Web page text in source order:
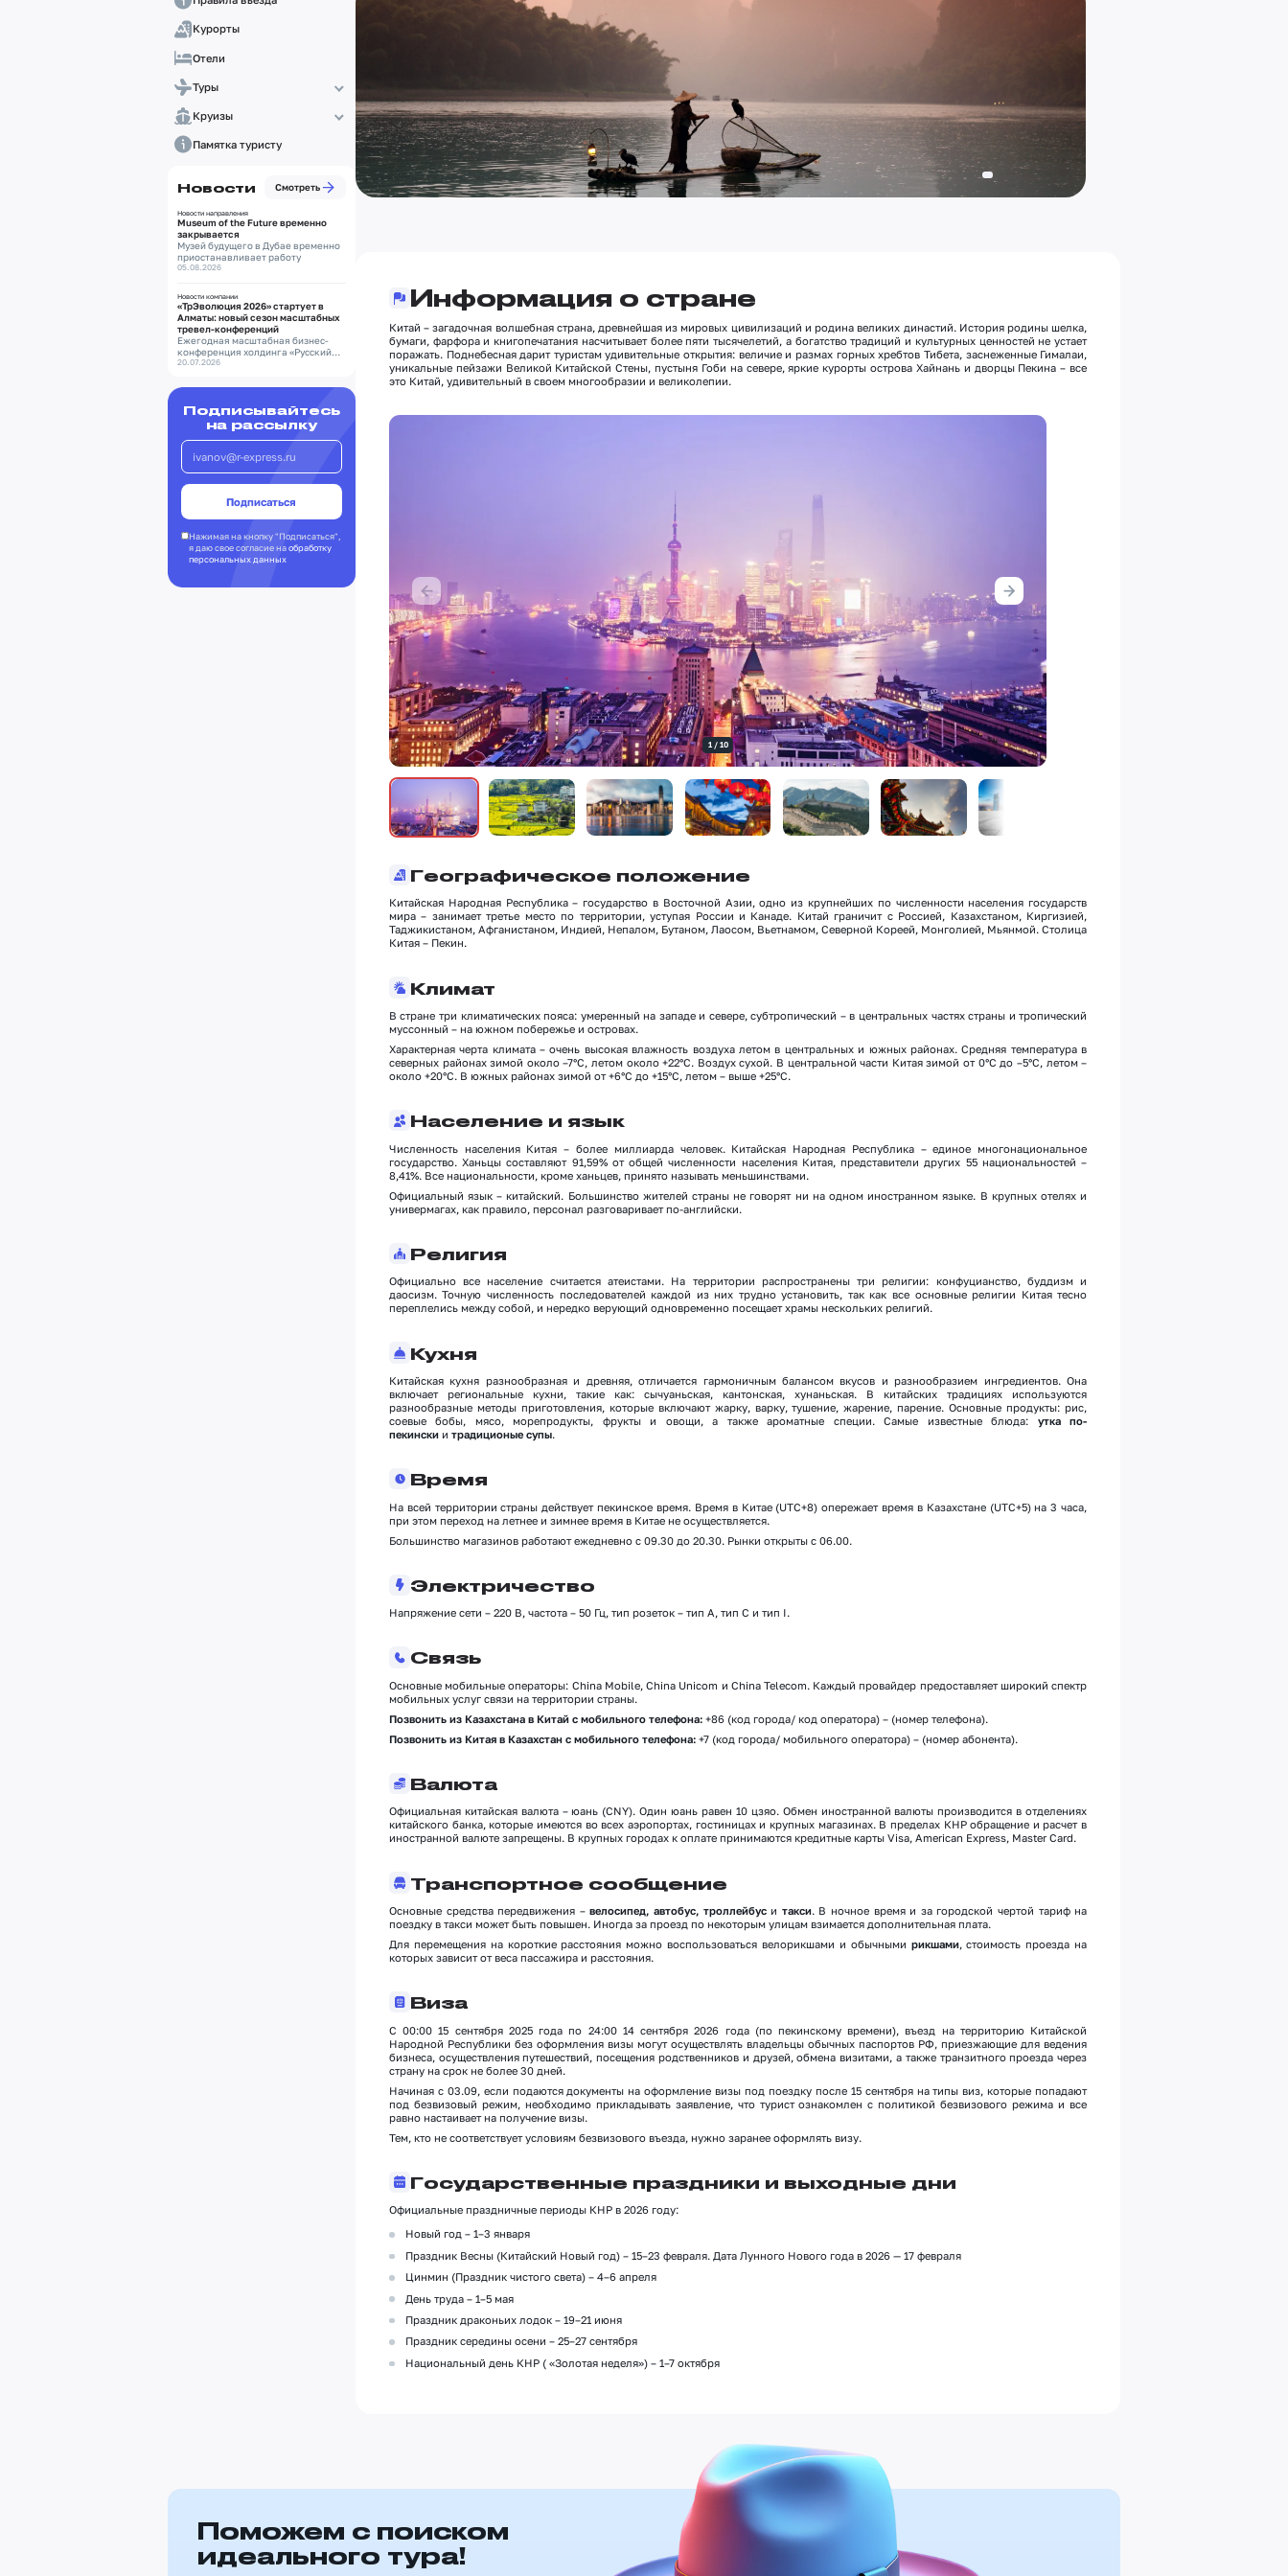
Курорты
Отели
Туры
Круизы
Памятка туристу
Новости Смотреть
Новости направления
Museum of the Future временно
закрывается
Музей будущего в Дубае временно
приостанавливает работу
05.08.2026
Новости компании
«ТрЭволюция 2026» стартует в
Алматы: новый сезон масштабных
тревел-конференций
Ежегодная масштабная бизнес-
конференция холдинга «Русский
Экспресс»
20.07.2026
Подписывайтесь
на рассылку
Нажимая на кнопку "Подписаться",
я даю свое согласие наобработку
персональных данных
Информация о стране
Китай – загадочная волшебная страна, древнейшая из мировых цивилизаций и родина великих династий. История родины шелка,
бумаги, фарфора и книгопечатания насчитывает более пяти тысячелетий, а богатство традиций и культурных ценностей не устает
поражать. Поднебесная дарит туристам удивительные открытия: величие и размах горных хребтов Тибета, заснеженные Гималаи,
уникальные пейзажи Великой Китайской Стены, пустыня Гоби на севере, яркие курорты острова Хайнань и дворцы Пекина – все
это Китай, удивительный в своем многообразии и великолепии.
1/ 10
Географическое положение
Китайская Народная Республика – государство в Восточной Азии, одно из крупнейших по численности населения государств
мира – занимает третье место по территории, уступая России и Канаде. Китай граничит с Россией, Казахстаном, Киргизией,
Таджикистаном, Афганистаном, Индией, Непалом, Бутаном, Лаосом, Вьетнамом, Северной Кореей, Монголией, Мьянмой. Столица
Китая – Пекин.
Климат
В стране три климатических пояса: умеренный на западе и севере, субтропический – в центральных частях страны и тропический
муссонный – на южном побережье и островах.
Характерная черта климата – очень высокая влажность воздуха летом в центральных и южных районах. Средняя температура в
северных районах зимой около –7°С, летом около +22°С. Воздух сухой. В центральной части Китая зимой от 0°С до –5°С, летом –
около +20°С. В южных районах зимой от +6°С до +15°С, летом – выше +25°С.
Население и язык
Численность населения Китая – более миллиарда человек. Китайская Народная Республика – единое многонациональное
государство. Ханьцы составляют 91,59% от общей численности населения Китая, представители других 55 национальностей –
8,41%. Все национальности, кроме ханьцев, принято называть меньшинствами.
Официальный язык – китайский. Большинство жителей страны не говорят ни на одном иностранном языке. В крупных отелях и
универмагах, как правило, персонал разговаривает по-английски.
Религия
Официально все население считается атеистами. На территории распространены три религии: конфуцианство, буддизм и
даосизм. Точную численность последователей каждой из них трудно установить, так как все основные религии Китая тесно
переплелись между собой, и нередко верующий одновременно посещает храмы нескольких религий.
Кухня
Китайская кухня разнообразная и древняя, отличается гармоничным балансом вкусов и разнообразием ингредиентов. Она
включает региональные кухни, такие как: сычуаньская, кантонская, хунаньская. В китайских традициях используются
разнообразные методы приготовления, которые включают жарку, варку, тушение, жарение, парение. Основные продукты: рис,
соевые бобы, мясо, морепродукты, фрукты и овощи, а также ароматные специи. Самые известные блюда: утка по-
пекинскии традиционые супы.
Время
На всей территории страны действует пекинское время. Время в Китае (UTC+8) опережает время в Казахстане (UTC+5) на 3 часа,
при этом переход на летнее и зимнее время в Китае не осуществляется.
Большинство магазинов работают ежедневно с 09.30 до 20.30. Рынки открыты с 06.00.
Электричество
Напряжение сети – 220 В, частота – 50 Гц, тип розеток – тип A, тип C и тип I.
Связь
Основные мобильные операторы: China Mobile, China Unicom и China Telecom. Каждый провайдер предоставляет широкий спектр
мобильных услуг связи на территории страны.
Позвонить из Казахстана в Китай с мобильного телефона:+86 (код города/ код оператора) – (номер телефона).
Позвонить из Китая в Казахстан с мобильного телефона:+7 (код города/ мобильного оператора) – (номер абонента).
Валюта
Официальная китайская валюта – юань (CNY). Один юань равен 10 цзяо. Обмен иностранной валюты производится в отделениях
китайского банка, которые имеются во всех аэропортах, гостиницах и крупных магазинах. В пределах КНР обращение и расчет в
иностранной валюте запрещены. В крупных городах к оплате принимаются кредитные карты Visa, American Express, Master Card.
Транспортное сообщение
Основные средства передвижения –велосипед, автобус, троллейбуси такси. В ночное время и за городской чертой тариф на
поездку в такси может быть повышен. Иногда за проезд по некоторым улицам взимается дополнительная плата.
Для перемещения на короткие расстояния можно воспользоваться велорикшами и обычными рикшами, стоимость проезда на
которых зависит от веса пассажира и расстояния.
Виза
С 00:00 15 сентября 2025 года по 24:00 14 сентября 2026 года (по пекинскому времени), въезд на территорию Китайской
Народной Республики без оформления визы могут осуществлять владельцы обычных паспортов РФ, приезжающие для ведения
бизнеса, осуществления путешествий, посещения родственников и друзей, обмена визитами, а также транзитного проезда через
страну на срок не более 30 дней.
Начиная с 03.09, если подаются документы на оформление визы под поездку после 15 сентября на типы виз, которые попадают
под безвизовый режим, необходимо прикладывать заявление, что турист ознакомлен с политикой безвизового режима и все
равно настаивает на получение визы.
Тем, кто не соответствует условиям безвизового въезда, нужно заранее оформлять визу.
Государственные праздники и выходные дни
Официальные праздничные периоды КНР в 2026 году:
Новый год – 1–3 января
Праздник Весны (Китайский Новый год) – 15–23 февраля. Дата Лунного Нового года в 2026 — 17 февраля
Цинмин (Праздник чистого света) – 4–6 апреля
День труда – 1–5 мая
Праздник драконьих лодок – 19–21 июня
Праздник середины осени – 25–27 сентября
Национальный день КНР ( «Золотая неделя») – 1–7 октября
Поможем с поиском
идеального тура!